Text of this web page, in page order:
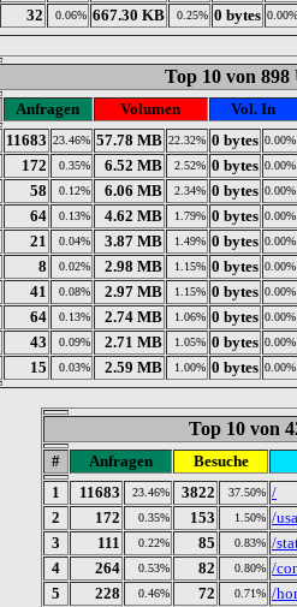
32 0.06% 667.30 KB 0.25% 0 bytes 0.00%
Top 10 von
Anfragen Volumen
Vol. In
11683 23.46% 57.78 MB 22.32% 0 bytes 0.00%
172 0.35% 6.52 MB 2.52% 0 bytes 0.00%
58 0.12% 6.06 MB 2.34% 0 bytes 0.00%
64 0.13% 4.62 MB 1.79% 0 bytes 0.00%
21 0.04% 3.87 MB 1.49% 0 bytes 0.00%
8 0.02% 2.98 MB 1.15% 0 bytes 0.00%
41 0.08% 2.97 MB 1.15% 0 bytes 0.00%
64 0.13% 2.74 MB 1.06% 0 bytes 0.00%
43 0.09% 2.71 MB 1.05% 0 bytes 0.00%
15 0.03% 2.59 MB 1.00% 0 bytes 0.00%
Top 10 von
# Anfragen
Besuche
1
11683 23.46% 3822 37.50% /
2
172 0.35% 153 1.50% /
3
111 0.22% 85 0.83% /
4
264 0.53% 82 0.80% /
5
228 0.46% 72 0.71% /